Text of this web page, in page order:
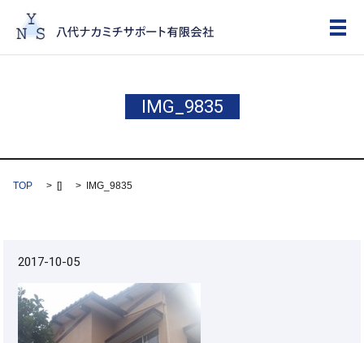
メ
IMG_9835
TOP [] IMG_9835
2017-10-05